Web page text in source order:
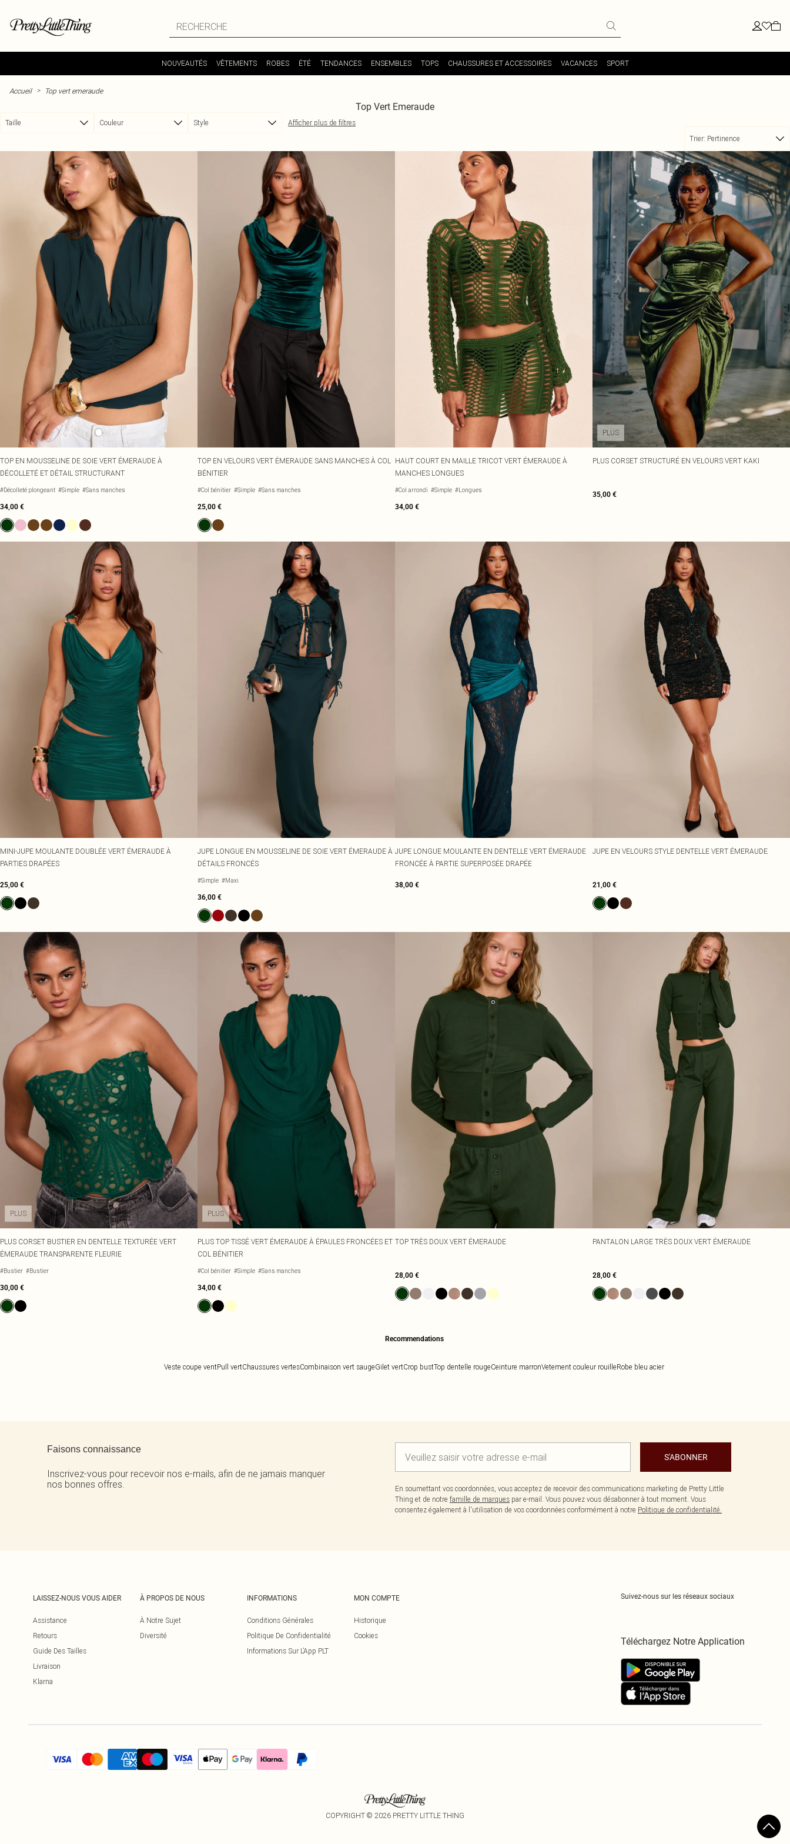
NOUVEAUTÉS VÊTEMENTS ROBES ÉTÉ TENDANCES ENSEMBLES TOPS CHAUSSURES ET ACCESSOIRES VACANCES SPORT
Accueil > Top vert emeraude
Top Vert Emeraude
Taille Couleur Style
Afficher plus de filtres
Trier: Pertinence
TOP EN MOUSSELINE DE SOIE VERT ÉMERAUDE À
DÉCOLLETÉ ET DÉTAIL STRUCTURANT
#Décolleté plongeant #Simple #Sans manches
34,00 €
TOP EN VELOURS VERT ÉMERAUDE SANS MANCHES À COL
BÉNITIER
#Col bénitier #Simple #Sans manches
25,00 €
HAUT COURT EN MAILLE TRICOT VERT ÉMERAUDE À
MANCHES LONGUES
#Col arrondi #Simple #Longues
34,00 €
PLUS
PLUS CORSET STRUCTURÉ EN VELOURS VERT KAKI
35,00 €
MINI-JUPE MOULANTE DOUBLÉE VERT ÉMERAUDE À
PARTIES DRAPÉES
25,00 €
JUPE LONGUE EN MOUSSELINE DE SOIE VERT ÉMERAUDE À
DÉTAILS FRONCÉS
#Simple #Maxi
36,00 €
JUPE LONGUE MOULANTE EN DENTELLE VERT ÉMERAUDE
FRONCÉE À PARTIE SUPERPOSÉE DRAPÉE
38,00 €
JUPE EN VELOURS STYLE DENTELLE VERT ÉMERAUDE
21,00 €
PLUS
PLUS CORSET BUSTIER EN DENTELLE TEXTURÉE VERT
ÉMERAUDE TRANSPARENTE FLEURIE
#Bustier #Bustier
30,00 €
PLUS
PLUS TOP TISSÉ VERT ÉMERAUDE À ÉPAULES FRONCÉES ET
COL BÉNITIER
#Col bénitier #Simple #Sans manches
34,00 €
TOP TRÈS DOUX VERT ÉMERAUDE
28,00 €
PANTALON LARGE TRÈS DOUX VERT ÉMERAUDE
28,00 €
Recommendations
Veste coupe ventPull vertChaussures vertesCombinaison vert saugeGilet vertCrop bustTop dentelle rougeCeinture marronVetement couleur rouilleRobe bleu acier
Faisons connaissance
Inscrivez-vous pour recevoir nos e-mails, afin de ne jamais manquer
nos bonnes offres.
S'ABONNER
En soumettant vos coordonnées, vous acceptez de recevoir des communications marketing de Pretty Little
Thing et de notre famille de marques par e-mail. Vous pouvez vous désabonner à tout moment. Vous
consentez également à l'utilisation de vos coordonnées conformément à notre Politique de confidentialité.
LAISSEZ-NOUS VOUS AIDER
Assistance
Retours
Guide Des Tailles
Livraison
Klarna
À PROPOS DE NOUS
À Notre Sujet
Diversité
INFORMATIONS
Conditions Générales
Politique De Confidentialité
Informations Sur L’App PLT
MON COMPTE
Historique
Cookies
Suivez-nous sur les réseaux sociaux
Téléchargez Notre Application
COPYRIGHT © 2026 PRETTY LITTLE THING